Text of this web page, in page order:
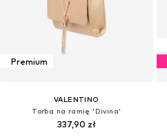
Premium
VALENTINO
Torba na ramię 'Divina'
337,90 zł